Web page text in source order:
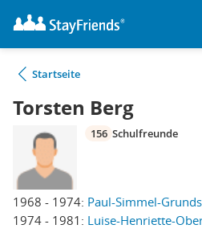
Startseite
Torsten Berg
1968 - 1974: Paul-Simmel-
1974 - 1981: Luise-Henriette-
156 Schulfreunde